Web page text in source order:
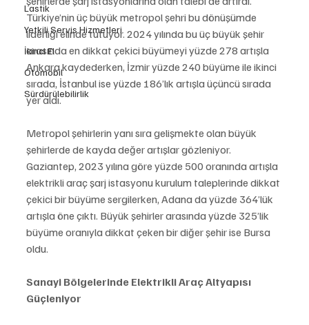
Lastik
Yetkili Servis Hizmetleri
İkinci El
Otomobil
Sürdürülebilirlik
Türkiye’nin üç büyük metropol şehri bu dönüşümde
liderliği elinde tutuyor. 2024 yılında bu üç büyük şehir
arasında en dikkat çekici büyümeyi yüzde 278 artışla
Ankara kaydederken, İzmir yüzde 240 büyüme ile ikinci
sırada, İstanbul ise yüzde 186’lık artışla üçüncü sırada
yer aldı.
Metropol şehirlerin yanı sıra gelişmekte olan büyük
şehirlerde de kayda değer artışlar gözleniyor.
Gaziantep, 2023 yılına göre yüzde 500 oranında artışla
elektrikli araç şarj istasyonu kurulum taleplerinde dikkat
çekici bir büyüme sergilerken, Adana da yüzde 364’lük
artışla öne çıktı. Büyük şehirler arasında yüzde 325’lik
büyüme oranıyla dikkat çeken bir diğer şehir ise Bursa
oldu.
Sanayi Bölgelerinde Elektrikli Araç Altyapısı
Güçleniyor